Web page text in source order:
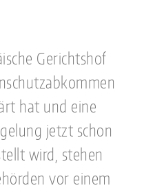
Gerichtshof
hat und eine
jetzt schon
wird, stehen
vor einem